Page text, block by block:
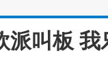
派叫板 我